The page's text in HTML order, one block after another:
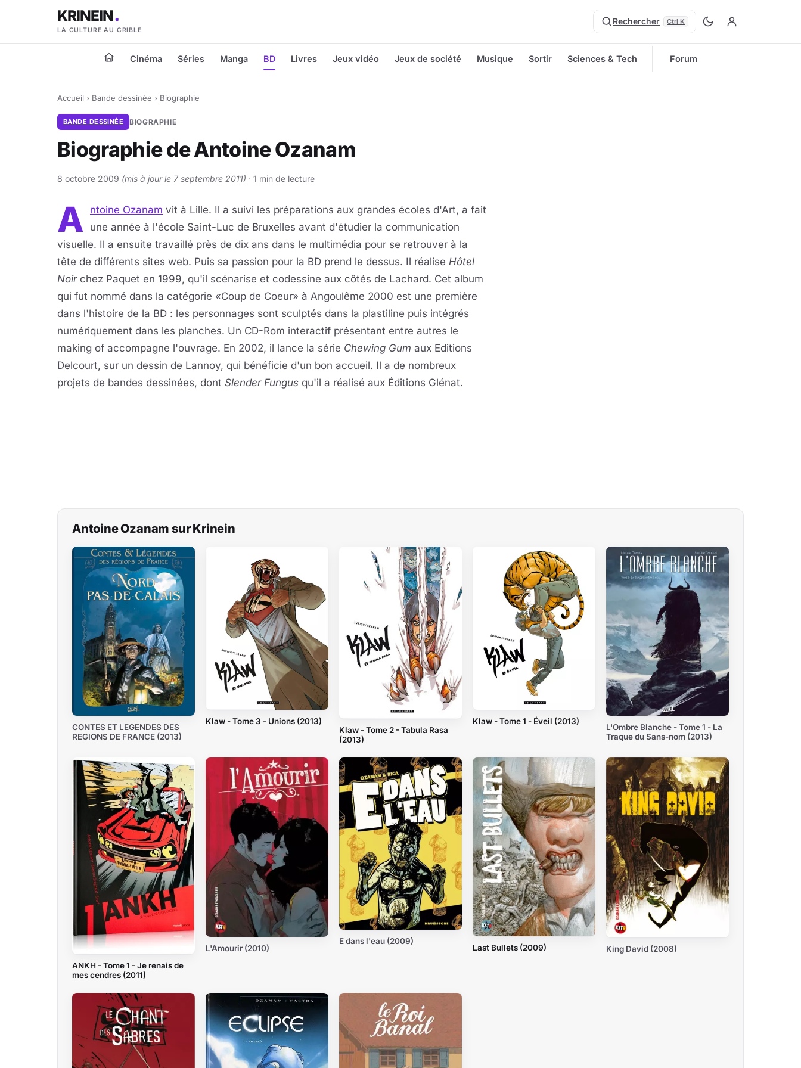
KRINEIN
LA CULTURE AU CRIBLE
Rechercher Ctrl K
Cinéma Séries Manga BD Livres Jeux vidéo Jeux de société Musique Sortir Sciences & Tech Forum
Accueil › Bande dessinée › Biographie
BANDE DESSINÉE BIOGRAPHIE
Biographie de Antoine Ozanam
8 octobre 2009 (mis à jour le 7 septembre 2011) · 1 min de lecture
A ntoine Ozanam vit à Lille. Il a suivi les préparations aux grandes écoles d'Art, a fait
une année à l'école Saint-Luc de Bruxelles avant d'étudier la communication
visuelle. Il a ensuite travaillé près de dix ans dans le multimédia pour se retrouver à la
tête de différents sites web. Puis sa passion pour la BD prend le dessus. Il réalise Hôtel
Noirchez Paquet en 1999, qu'il scénarise et codessine aux côtés de Lachard. Cet album
qui fut nommé dans la catégorie «Coup de Coeur» à Angoulême 2000 est une première
dans l'histoire de la BD : les personnages sont sculptés dans la plastiline puis intégrés
numériquement dans les planches. Un CD-Rom interactif présentant entre autres le
making of accompagne l'ouvrage. En 2002, il lance la série Chewing Gum aux Editions
Delcourt, sur un dessin de Lannoy, qui bénéficie d'un bon accueil. Il a de nombreux
projets de bandes dessinées, dont Slender Fungus qu'il a réalisé aux Éditions Glénat.
Antoine Ozanam sur Krinein
CONTES ET LEGENDES DES
REGIONS DE FRANCE (2013)
Klaw - Tome 3 - Unions (2013)
Klaw - Tome 2 - Tabula Rasa
(2013)
Klaw - Tome 1 - Éveil (2013)
L'Ombre Blanche - Tome 1 - La
Traque du Sans-nom (2013)
ANKH - Tome 1 - Je renais de
mes cendres (2011)
L'Amourir (2010)
E dans l'eau (2009)
Last Bullets (2009) King David (2008)